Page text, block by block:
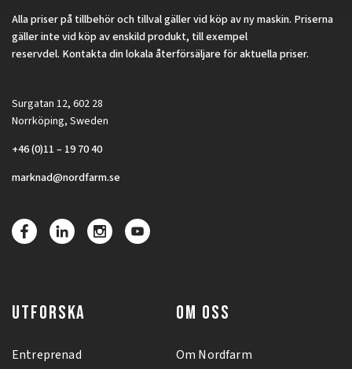
Alla priser på tillbehör och tillval gäller vid köp av ny maskin. Priserna
gäller inte vid köp av enskild produkt, till exempel
reservdel. Kontakta din lokala återförsäljare för aktuella priser.
Surgatan 12, 602 28
Norrköping, Sweden
+46 (0)11 – 19 70 40
marknad@nordfarm.se
UTFORSKA
Entreprenad
OM OSS
Om Nordfarm